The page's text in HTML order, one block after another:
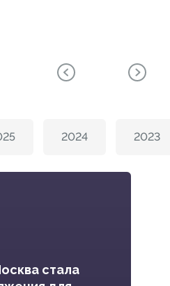
2024 2023
стала